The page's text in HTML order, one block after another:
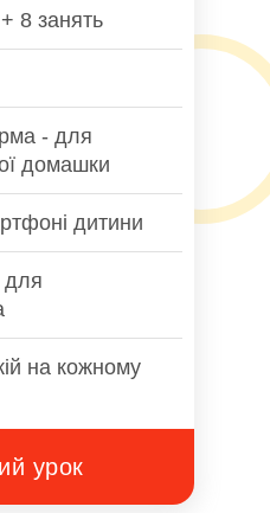
урок
8 занять
- для
домашки
дитини
для
на кожному